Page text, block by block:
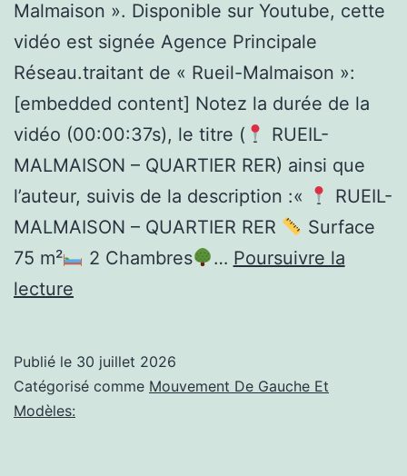
Malmaison ». Disponible sur Youtube, cette
vidéo est signée Agence Principale
Réseau.traitant de « Rueil-Malmaison »:
[embedded content] Notez la durée de la
vidéo (00:00:37s), le titre (
RUEIL-
MALMAISON – QUARTIER RER) ainsi que
l’auteur, suivis de la description :«
RUEIL-
MALMAISON – QUARTIER RER
Surface
75 m²
2 Chambres … Poursuivre la
lecture
RUEIL-
MALMAISON
Publié le 30 juillet 2026
Catégorisé comme Mouvement De Gauche Et
Modèles: